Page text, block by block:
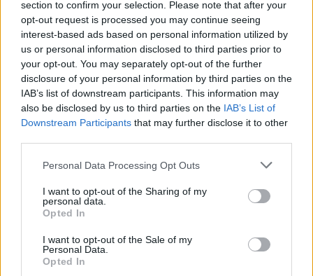
section to confirm your selection. Please note that after your
opt-out request is processed you may continue seeing
interest-based ads based on personal information utilized by
us or personal information disclosed to third parties prior to
your opt-out. You may separately opt-out of the further
disclosure of your personal information by third parties on the
IAB’s list of downstream participants. This information may
also be disclosed by us to third parties on the IAB’s List of
Downstream Participants that may further disclose it to other
Personal Data Processing Opt Outs
I want to opt-out of the Sharing of my
personal data.
Opted In
I want to opt-out of the Sale of my
Personal Data.
Opted In
Hogyan mondj nemet a főnöködnek anélkül, hogy
kirúgnának? – Útmutató az asszertív munkahelyi
kommunikációhoz
Magnézium szerepe az izomregenerációban és